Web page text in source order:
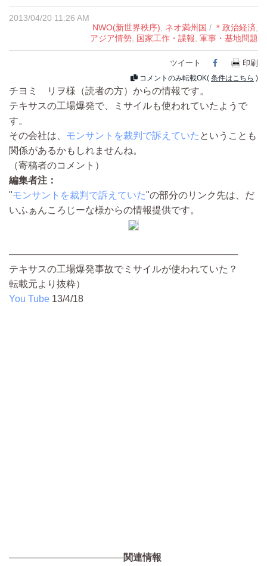
2013/04/20 11:26 AM
NWO(新世界秩序)
ネオ満州国 / ＊政治経済
アジア情勢
国家工作・諜報 軍事・基地問題
ツイート Facebook
印刷
コメントのみ転載OK( 条件はこちら )
チヨミ リヲ様（読者の方）からの情報です。
テキサスの工場爆発で、ミサイルも使われていたようで
す。
その会社は、 モンサントを裁判で訴えていた ということも
関係があるかもしれませんね。
（寄稿者のコメント）
編集者注：
"モンサントを裁判で訴えていた"の部分のリンク先は、だ
いふぁんころじーな様からの情報提供です。
————————————————————————
テキサスの工場爆発事故でミサイルが使われていた？
転載元より抜粋）
You Tube 13/4/18
————————————関連情報